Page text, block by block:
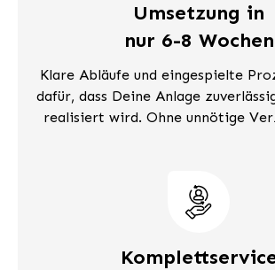
Umsetzung in
nur 6-8 Wochen
Klare Abläufe und eingespielte
dafür, dass Deine Anlage
realisiert wird. Ohne unnötige